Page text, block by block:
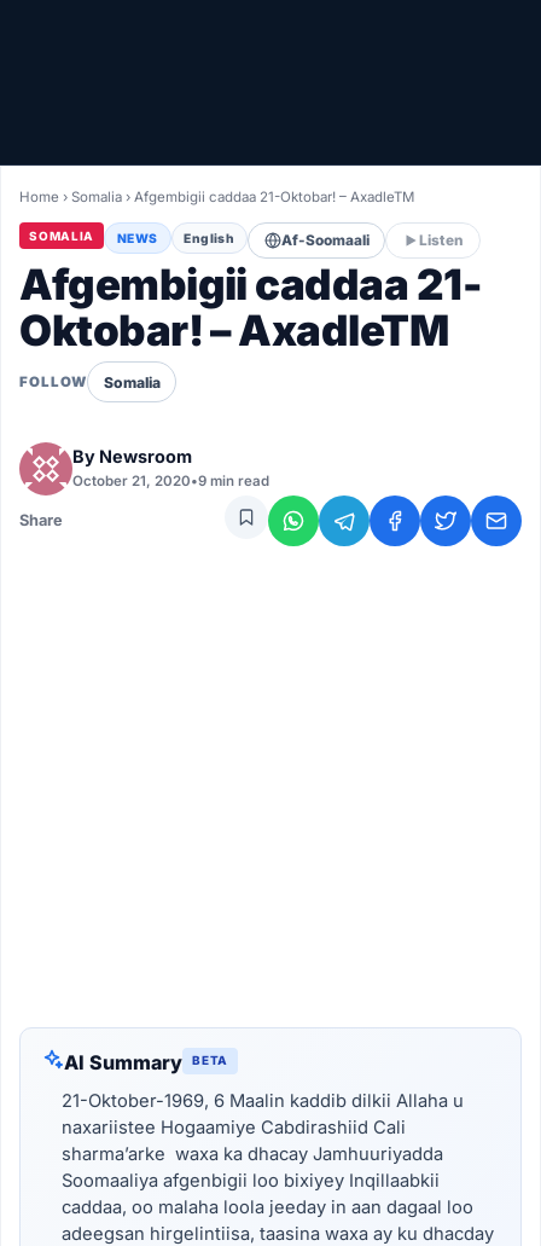
LIVETV
Diinta
Home ›Somalia ›Afgembigii caddaa 21-Oktobar! – AxadleTM
SOMALIA NEWS English Af-Soomaali Listen
Afgembigii caddaa 21-
Oktobar! – AxadleTM
FOLLOW Somalia
By Newsroom
October 21, 2020•9 min read
Share
AI Summary BETA
21-Oktober-1969, 6 Maalin kaddib dilkii Allaha u
naxariistee Hogaamiye Cabdirashiid Cali
sharma’arke waxa ka dhacay Jamhuuriyadda
Soomaaliya afgenbigii loo bixiyey Inqillaabkii
caddaa, oo malaha loola jeeday in aan dagaal loo
adeegsan hirgelintiisa, taasina waxa ay ku dhacday